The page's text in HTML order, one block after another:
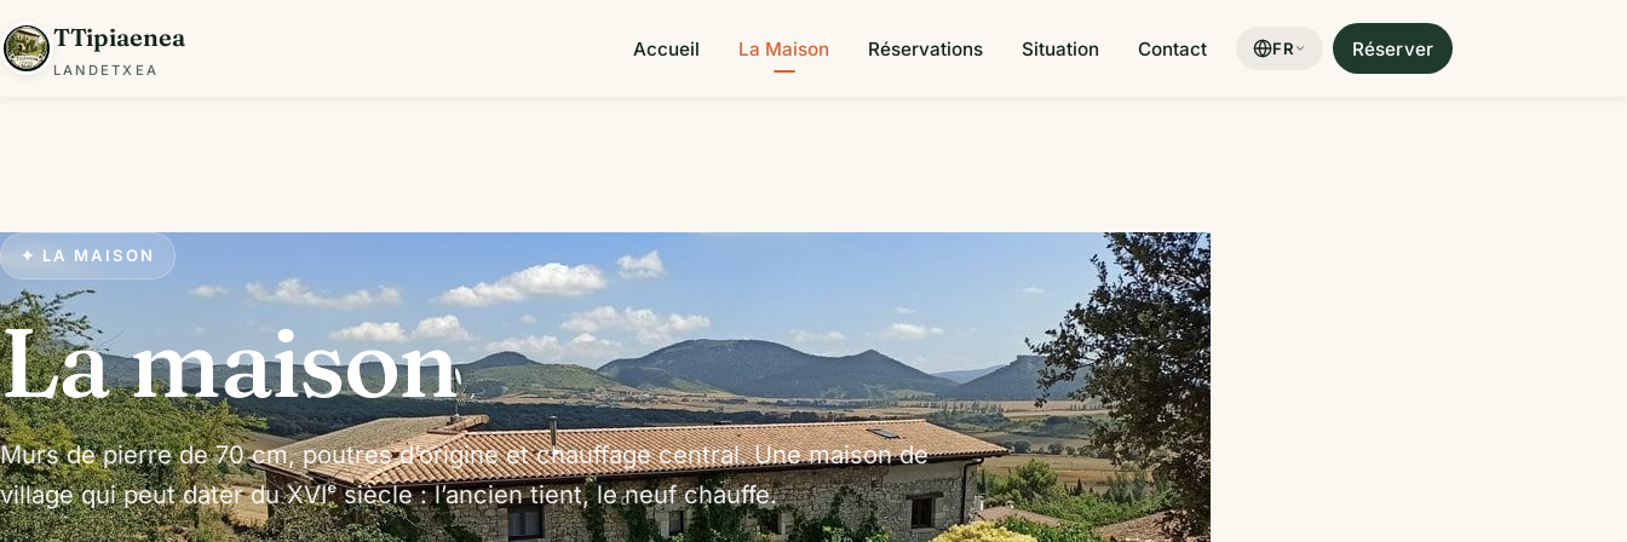
TTipiaenea
LANDETXEA
Accueil La Maison Réservations Situation Contact FR Réserver
✦ LA MAISON
La maison
Murs de pierre de 70 cm, poutres d’origine et chauffage central. Une maison de
village qui peut dater du XVIᵉ siècle : l’ancien tient, le neuf chauffe.